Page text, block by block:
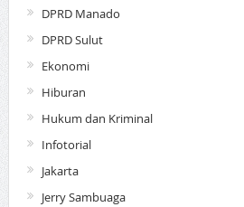
DPRD Manado
DPRD Sulut
Ekonomi
Hiburan
Hukum dan Kriminal
Infotorial
Jakarta
Jerry Sambuaga